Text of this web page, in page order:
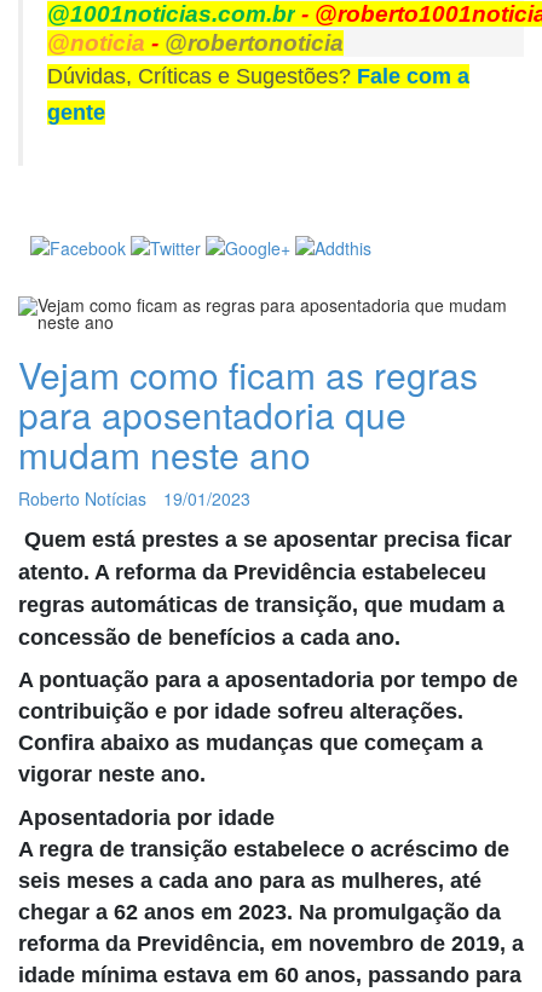
@1001noticias.com.br -
@noticia - @robertonoticia
Dúvidas, Críticas e Sugestões? Fale com a
gente
Vejam como ficam as regras
para aposentadoria que
mudam neste ano
Roberto Notícias
19/01/2023
Quem está prestes a se aposentar precisa ficar
atento. A reforma da Previdência estabeleceu
regras automáticas de transição, que mudam a
concessão de benefícios a cada ano.
A pontuação para a aposentadoria por tempo de
contribuição e por idade sofreu alterações.
Confira abaixo as mudanças que começam a
vigorar neste ano.
Aposentadoria por idade
A regra de transição estabelece o acréscimo de
seis meses a cada ano para as mulheres, até
chegar a 62 anos em 2023. Na promulgação da
reforma da Previdência, em novembro de 2019, a
idade mínima estava em 60 anos, passando para